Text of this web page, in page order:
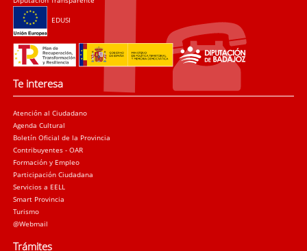
EDUSI
Te interesa
Atención al Ciudadano
Agenda Cultural
Boletín Oficial de la Provincia
Contribuyentes - OAR
Formación y Empleo
Participación Ciudadana
Servicios a EELL
Smart Provincia
Turismo
@Webmail
Trámites